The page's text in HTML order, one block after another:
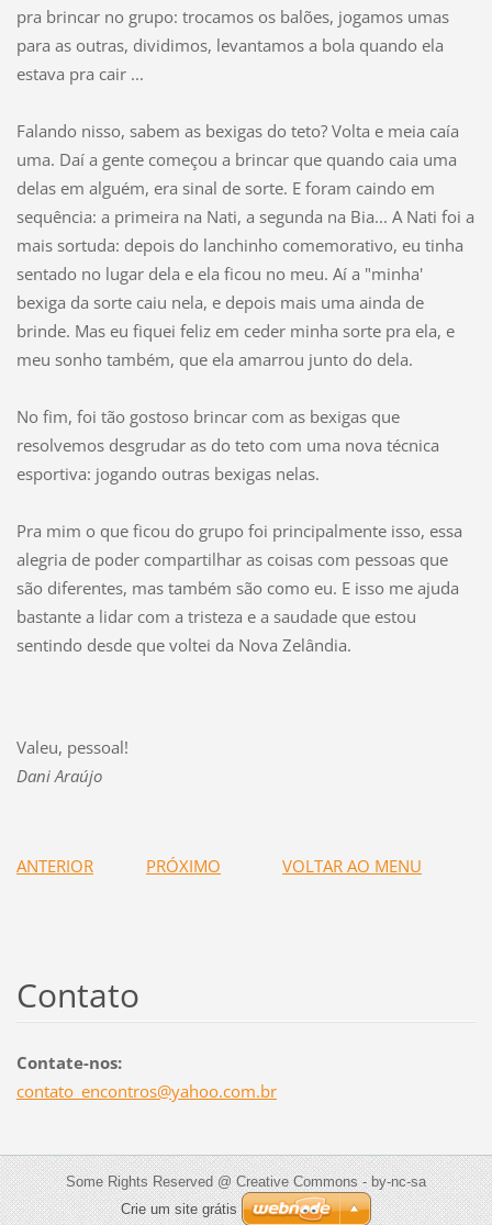
pra brincar no grupo: trocamos os balões, jogamos umas
para as outras, dividimos, levantamos a bola quando ela
estava pra cair ...
Falando nisso, sabem as bexigas do teto? Volta e meia caía
uma. Daí a gente começou a brincar que quando caia uma
delas em alguém, era sinal de sorte. E foram caindo em
sequência: a primeira na Nati, a segunda na Bia... A Nati foi a
mais sortuda: depois do lanchinho comemorativo, eu tinha
sentado no lugar dela e ela ficou no meu. Aí a "minha'
bexiga da sorte caiu nela, e depois mais uma ainda de
brinde. Mas eu fiquei feliz em ceder minha sorte pra ela, e
meu sonho também, que ela amarrou junto do dela.
No fim, foi tão gostoso brincar com as bexigas que
resolvemos desgrudar as do teto com uma nova técnica
esportiva: jogando outras bexigas nelas.
Pra mim o que ficou do grupo foi principalmente isso, essa
alegria de poder compartilhar as coisas com pessoas que
são diferentes, mas também são como eu. E isso me ajuda
bastante a lidar com a tristeza e a saudade que estou
sentindo desde que voltei da Nova Zelândia.
Valeu, pessoal!
Dani Araújo
ANTERIOR PRÓXIMO VOLTAR AO MENU
Contato
Contate-nos:
contato_ encontros@yahoo.com.br
Some Rights Reserved @ Creative Commons - by-nc-sa
Crie um site grátis